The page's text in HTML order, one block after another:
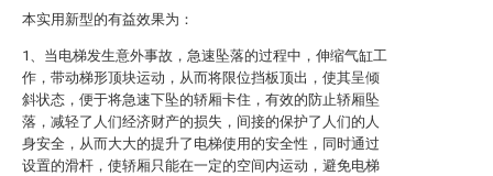
本实用新型的有益效果为：
1、当电梯发生意外事故，急速坠落的过程中，伸缩气缸工
作，带动梯形顶块运动，从而将限位挡板顶出，使其呈倾
斜状态，便于将急速下坠的轿厢卡住，有效的防止轿厢坠
落，减轻了人们经济财产的损失，间接的保护了人们的人
身安全，从而大大的提升了电梯使用的安全性，同时通过
设置的滑杆，使轿厢只能在一定的空间内运动，避免电梯